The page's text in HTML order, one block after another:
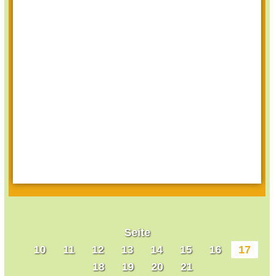
Seite
10
11 12 13 14 15 16
17
18
19 20 21